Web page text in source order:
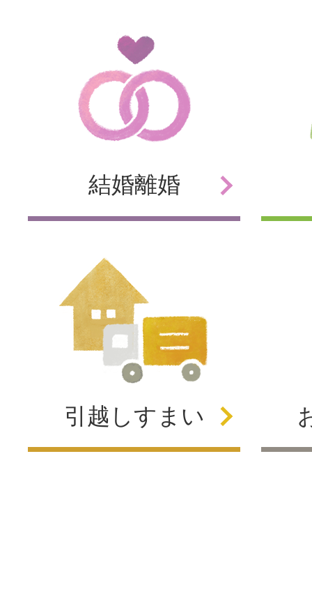
結婚離婚
引越しすまい